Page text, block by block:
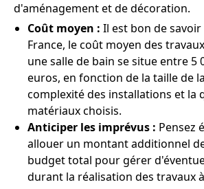
d'aménagement et de décoration.
Coût moyen : Il est bon de
France, le coût moyen des
une salle de bain se situe entre 5
euros, en fonction de la taille de
complexité des installations et la
matériaux choisis.
Anticiper les imprévus : Pensez
allouer un montant additionnel
budget total pour gérer
durant la réalisation des travaux